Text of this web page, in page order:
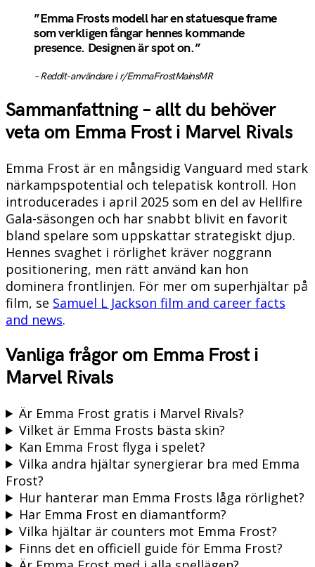
”Emma Frosts modell har en statuesque frame
som verkligen fångar hennes kommande
presence. Designen är spot on.”
– Reddit-användare i r/EmmaFrostMainsMR
Sammanfattning – allt du behöver
veta om Emma Frost i Marvel Rivals
Emma Frost är en mångsidig Vanguard med stark
närkampspotential och telepatisk kontroll. Hon
introducerades i april 2025 som en del av Hellfire
Gala-säsongen och har snabbt blivit en favorit
bland spelare som uppskattar strategiskt djup.
Hennes svaghet i rörlighet kräver noggrann
positionering, men rätt använd kan hon
dominera frontlinjen. För mer om superhjältar på
film, se Samuel L Jackson film and career facts
and news.
Vanliga frågor om Emma Frost i
Marvel Rivals
Är Emma Frost gratis i Marvel Rivals?
Vilket är Emma Frosts bästa skin?
Kan Emma Frost flyga i spelet?
Vilka andra hjältar synergierar bra med Emma
Frost?
Hur hanterar man Emma Frosts låga rörlighet?
Har Emma Frost en diamantform?
Vilka hjältar är counters mot Emma Frost?
Finns det en officiell guide för Emma Frost?